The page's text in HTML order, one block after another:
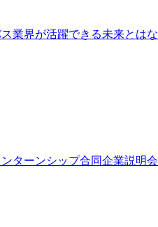
業界が活躍できる未来とはな
ターンシップ合同企業説明会